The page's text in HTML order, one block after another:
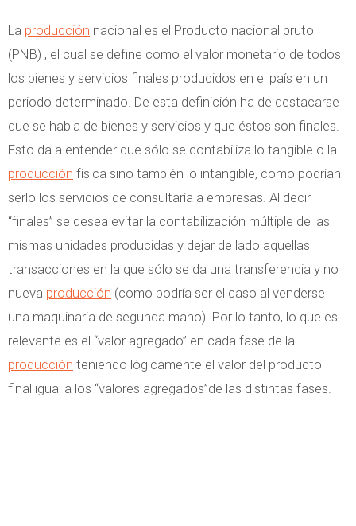
La producción nacional es el Producto nacional bruto
(PNB) , el cual se define como el valor monetario de todos
los bienes y servicios finales producidos en el país en un
periodo determinado. De esta definición ha de destacarse
que se habla de bienes y servicios y que éstos son finales.
Esto da a entender que sólo se contabiliza lo tangible o la
producción física sino también lo intangible, como podrían
serlo los servicios de consultaría a empresas. Al decir
“finales” se desea evitar la contabilización múltiple de las
mismas unidades producidas y dejar de lado aquellas
transacciones en la que sólo se da una transferencia y no
nueva producción (como podría ser el caso al venderse
una maquinaria de segunda mano). Por lo tanto, lo que es
relevante es el “valor agregado” en cada fase de la
producción teniendo lógicamente el valor del producto
final igual a los “valores agregados”de las distintas fases.